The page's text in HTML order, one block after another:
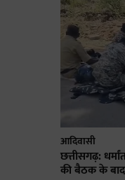
आदिवासी
छत्तीसगढ़:
की बैठक के